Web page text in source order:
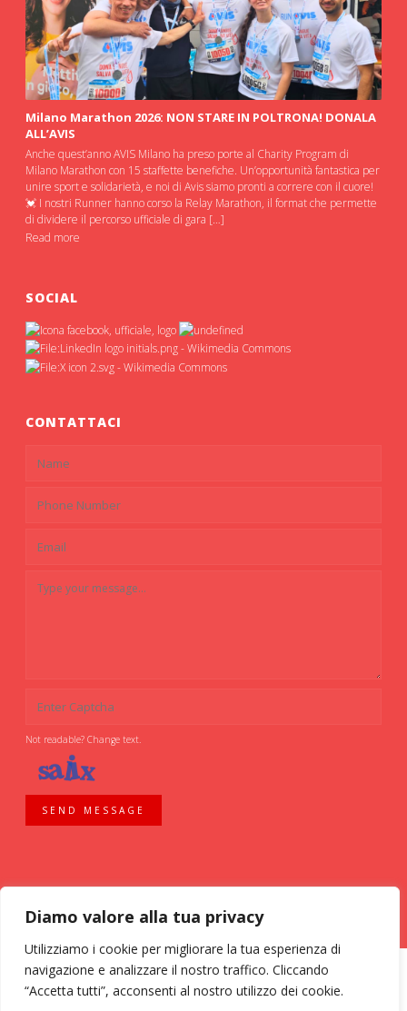
Diamo valore alla tua privacy
Utilizziamo i cookie per migliorare la tua esperienza di
navigazione e analizzare il nostro traffico. Cliccando
“Accetta tutti”, acconsenti al nostro utilizzo dei cookie.
Milano Marathon 2026: NON STARE IN POLTRONA! DONALA
ALL’AVIS
Anche quest’anno AVIS Milano ha preso porte al Charity Program di
Milano Marathon con 15 staffette benefiche. Un’opportunità fantastica per
unire sport e solidarietà, e noi di Avis siamo pronti a correre con il cuore!
💓 I nostri Runner hanno corso la Relay Marathon, il format che permette
di dividere il percorso ufficiale di gara […]
Read more
SOCIAL
CONTATTACI
Not readable? Change text.
SEND MESSAGE